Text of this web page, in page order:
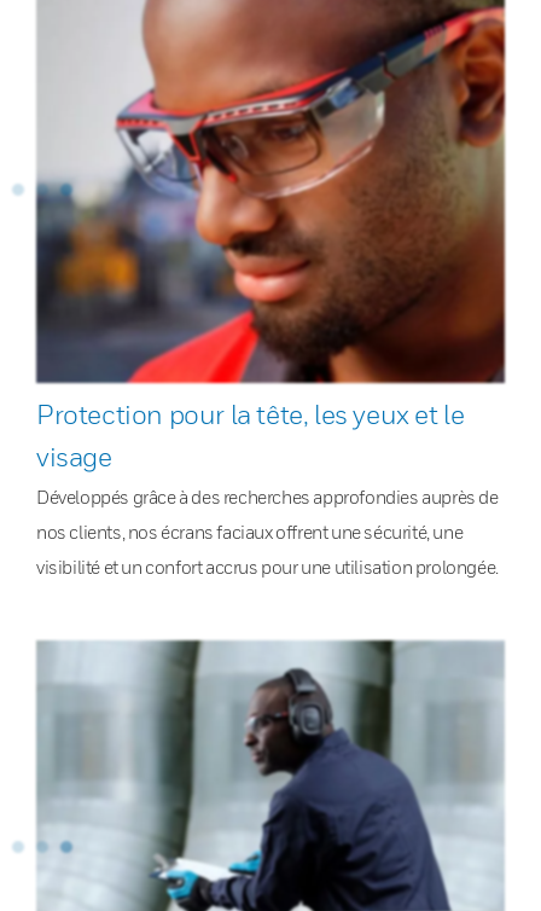
Protection pour la tête, les yeux et le
visage
Développés grâce à des recherches approfondies auprès de
nos clients, nos écrans faciaux offrent une sécurité, une
visibilité et un confort accrus pour une utilisation prolongée.